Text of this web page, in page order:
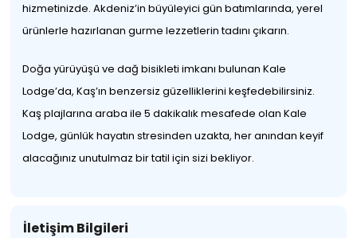
hizmetinizde. Akdeniz’in büyüleyici gün batımlarında, yerel
ürünlerle hazırlanan gurme lezzetlerin tadını çıkarın.
Doğa yürüyüşü ve dağ bisikleti imkanı bulunan Kale
Lodge’da, Kaş’ın benzersiz güzelliklerini keşfedebilirsiniz.
Kaş plajlarına araba ile 5 dakikalık mesafede olan Kale
Lodge, günlük hayatın stresinden uzakta, her anından keyif
alacağınız unutulmaz bir tatil için sizi bekliyor.
İletişim Bilgileri